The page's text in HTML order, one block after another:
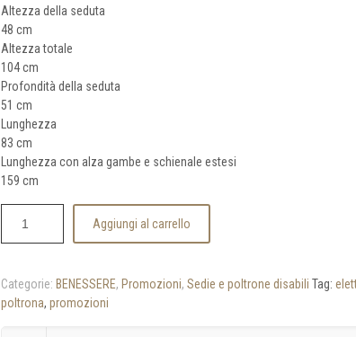
Altezza della seduta
48 cm
Altezza totale
104 cm
Profondità della seduta
51 cm
Lunghezza
83 cm
Lunghezza con alza gambe e schienale estesi
159 cm
Aggiungi al carrello
Categorie: BENESSERE, Promozioni, Sedie e poltrone disabili Tag:
poltrona, promozioni